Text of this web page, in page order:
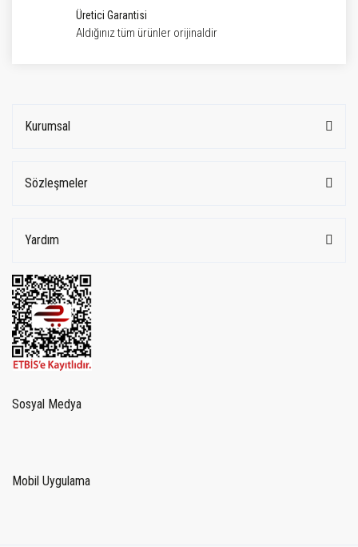
Üretici Garantisi
Aldığınız tüm ürünler orijinaldir
Kurumsal
Sözleşmeler
Yardım
Sosyal Medya
Mobil Uygulama